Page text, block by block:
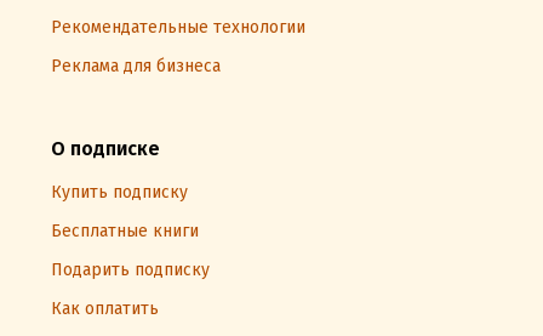
Рекомендательные технологии
Реклама для бизнеса
О подписке
Купить подписку
Бесплатные книги
Подарить подписку
Как оплатить